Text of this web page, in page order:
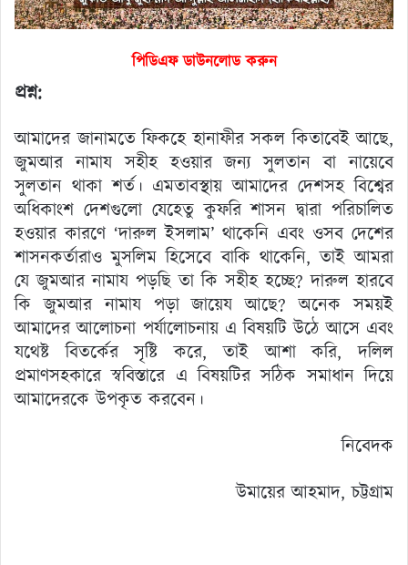
পিডিএফ ডাউনলোড করুন
প্রশ্ন:
আমাদের জানামতে ফিকহে হানাফীর সকল কিতাবেই আছে,
জুমআর নামায সহীহ হওয়ার জন্য সুলতান বা নায়েবে
সুলতান থাকা শর্ত। এমতাবস্থায় আমাদের দেশসহ বিশ্বের
অধিকাংশ দেশগুলো যেহেতু কুফরি শাসন দ্বারা পরিচালিত
হওয়ার কারণে ‘দারুল ইসলাম’ থাকেনি এবং ওসব দেশের
শাসনকর্তারাও মুসলিম হিসেবে বাকি থাকেনি, তাই আমরা
যে জুমআর নামায পড়ছি তা কি সহীহ হচ্ছে? দারুল হারবে
কি জুমআর নামায পড়া জায়েয আছে? অনেক সময়ই
আমাদের আলোচনা পর্যালোচনায় এ বিষয়টি উঠে আসে এবং
যথেষ্ট বিতর্কের সৃষ্টি করে, তাই আশা করি, দলিল
প্রমাণসহকারে স্ববিস্তারে এ বিষয়টির সঠিক সমাধান দিয়ে
আমাদেরকে উপকৃত করবেন।
নিবেদক
উমায়ের আহমাদ, চট্টগ্রাম